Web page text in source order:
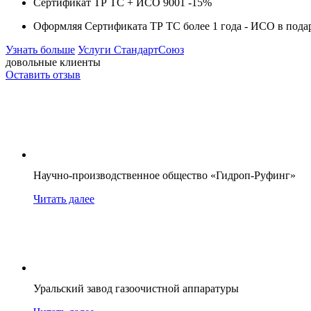
Оформляя Сертификата ТР ТС более 1 года - ИСО в
Узнать больше Услуги СтандартСоюз
довольные клиенты
Оставить отзыв
Научно-производственное общество «Гидроп-Руфинг»
Читать далее
Уральский завод газоочистной аппаратуры